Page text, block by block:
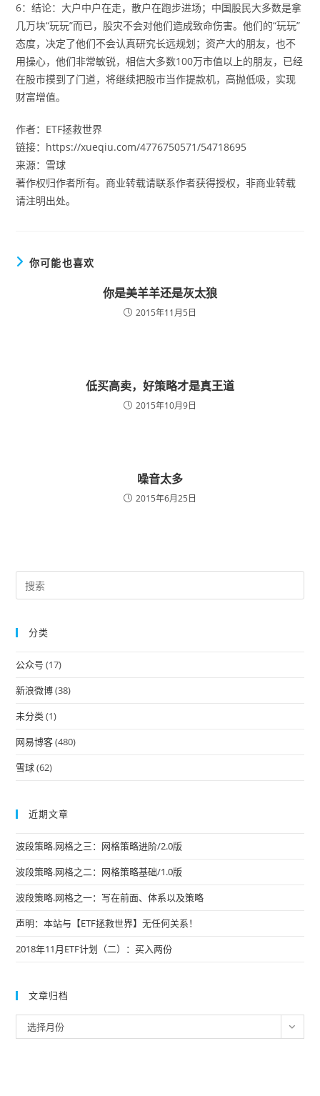
6：结论：大户中户在走，散户在跑步进场；中国股民大多数是拿
几万块“玩玩”而已，股灾不会对他们造成致命伤害。他们的“玩玩”
态度，决定了他们不会认真研究长远规划；资产大的朋友，也不
用操心，他们非常敏锐，相信大多数100万市值以上的朋友，已经
在股市摸到了门道，将继续把股市当作提款机，高抛低吸，实现
财富增值。
作者：ETF拯救世界
链接：https://xueqiu.com/4776750571/54718695
来源：雪球
著作权归作者所有。商业转载请联系作者获得授权，非商业转载
请注明出处。
你可能也喜欢
你是美羊羊还是灰太狼
2015年11月5日
低买高卖，好策略才是真王道
2015年10月9日
噪音太多
2015年6月25日
分类
公众号 (17)
新浪微博(38)
未分类(1)
网易博客(480)
雪球(62)
近期文章
波段策略.网格之三：网格策略进阶/2.0版
波段策略.网格之二：网格策略基础/1.0版
波段策略.网格之一：写在前面、体系以及策略
声明：本站与【ETF拯救世界】无任何关系！
2018年11月ETF计划（二）：买入两份
文章归档
章
选择月份